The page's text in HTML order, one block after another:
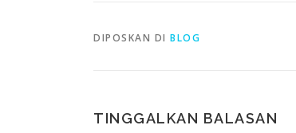
DIPOSKAN DI BLOG
TINGGALKAN BALASAN